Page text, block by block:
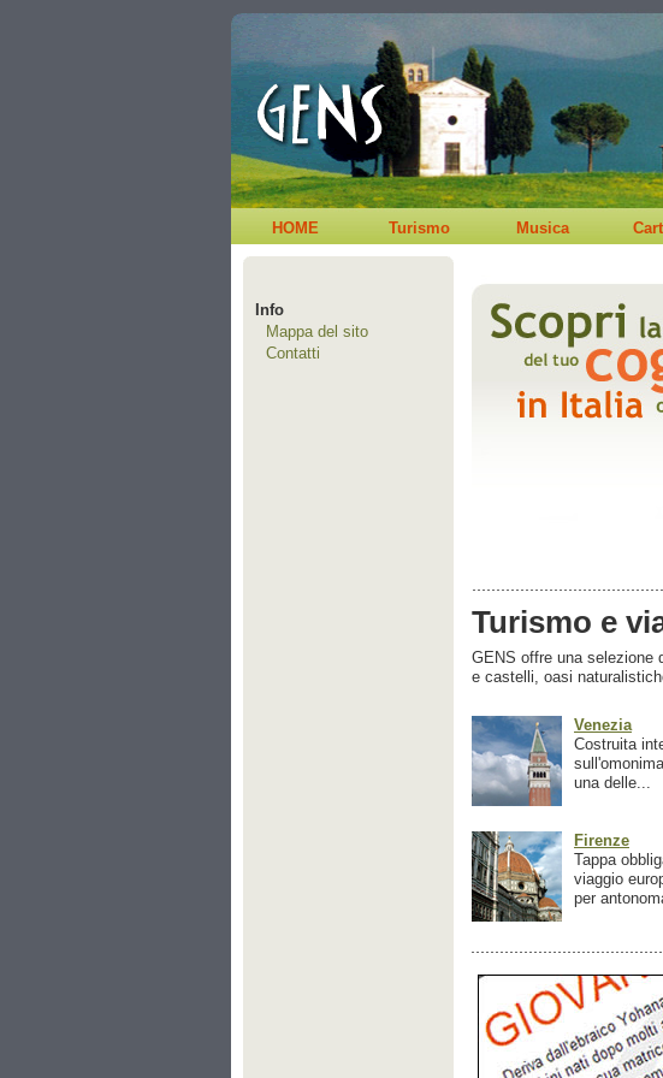
HOME Turismo Musica
Info
Mappa del sito
Contatti
Turismo e
GENS offre una selezione
e castelli, oasi
Venezia
Costruita
una delle...
Firenze
Tappa
viaggio
per